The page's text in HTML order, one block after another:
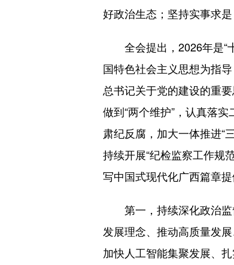
好政治生态；坚持实事求是
全会提出，2026年是“十
国特色社会主义思想为指
总书记关于党的建设的重
做到“两个维护”，认真落
肃纪反腐，加大一体推进“
持续开展“纪检监察工作规
写中国式现代化广西篇章提
第一，持续深化政治监
发展理念、推动高质量发
加快人工智能集聚发展、